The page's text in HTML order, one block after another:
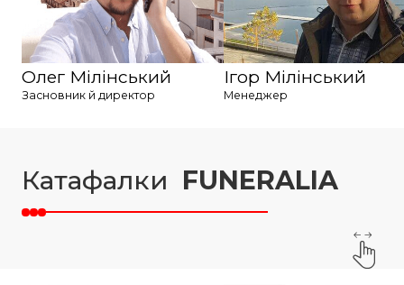
Олег Мілінський
Засновник й директор
Ігор Мілінський
Менеджер
Катафалки FUNERALIA